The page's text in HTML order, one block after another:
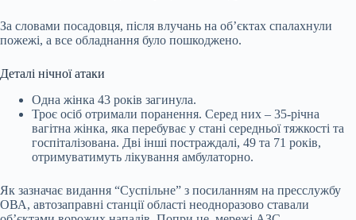
За словами посадовця, після влучань на об’єктах спалахнули
пожежі, а все обладнання було пошкоджено.
Деталі нічної атаки
Одна жінка 43 років загинула.
Троє осіб отримали поранення. Серед них – 35-річна
вагітна жінка, яка перебуває у стані середньої тяжкості та
госпіталізована. Дві інші постраждалі, 49 та 71 років,
отримуватимуть лікування амбулаторно.
Як зазначає видання “Суспільне” з посиланням на пресслужбу
ОВА, автозаправні станції області неодноразово ставали